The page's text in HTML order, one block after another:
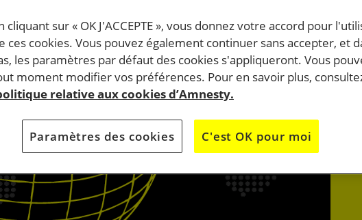
cliquant sur « OK J'ACCEPTE », vous donnez votre accord pour
ces cookies. Vous pouvez également continuer sans accepter, et
les paramètres par défaut des cookies s'appliqueront. Vous
moment modifier vos préférences. Pour en savoir plus,
relative aux cookies d’Amnesty.
Paramètres des cookies C'est OK pour moi